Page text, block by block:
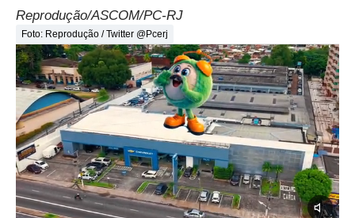
Reprodução/ASCOM/PC-RJ
Foto: Reprodução / Twitter @pcerj